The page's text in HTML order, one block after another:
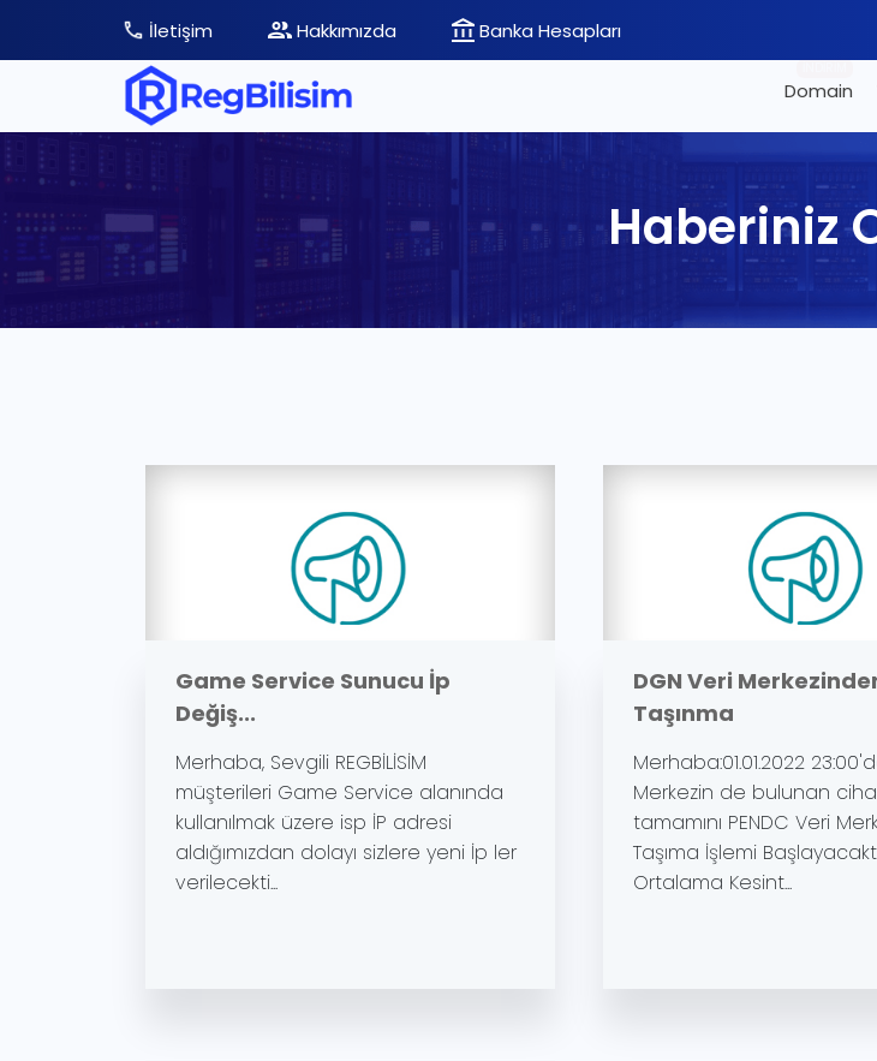
İletişim Hakkımızda Banka Hesapları
Domain
Haberiniz
Game Service Sunucu İp
Değiş...
Merhaba, Sevgili REGBİLİSİM
müşterileri Game Service alanında
kullanılmak üzere isp İP adresi
aldığımızdan dolayı sizlere yeni İp ler
verilecekti...
DGN Veri
Taşınma
Merhaba:01.01.2022
Merkezin de bulunan
tamamını PENDC Veri
Taşıma İşlemi
Ortalama Kesint...